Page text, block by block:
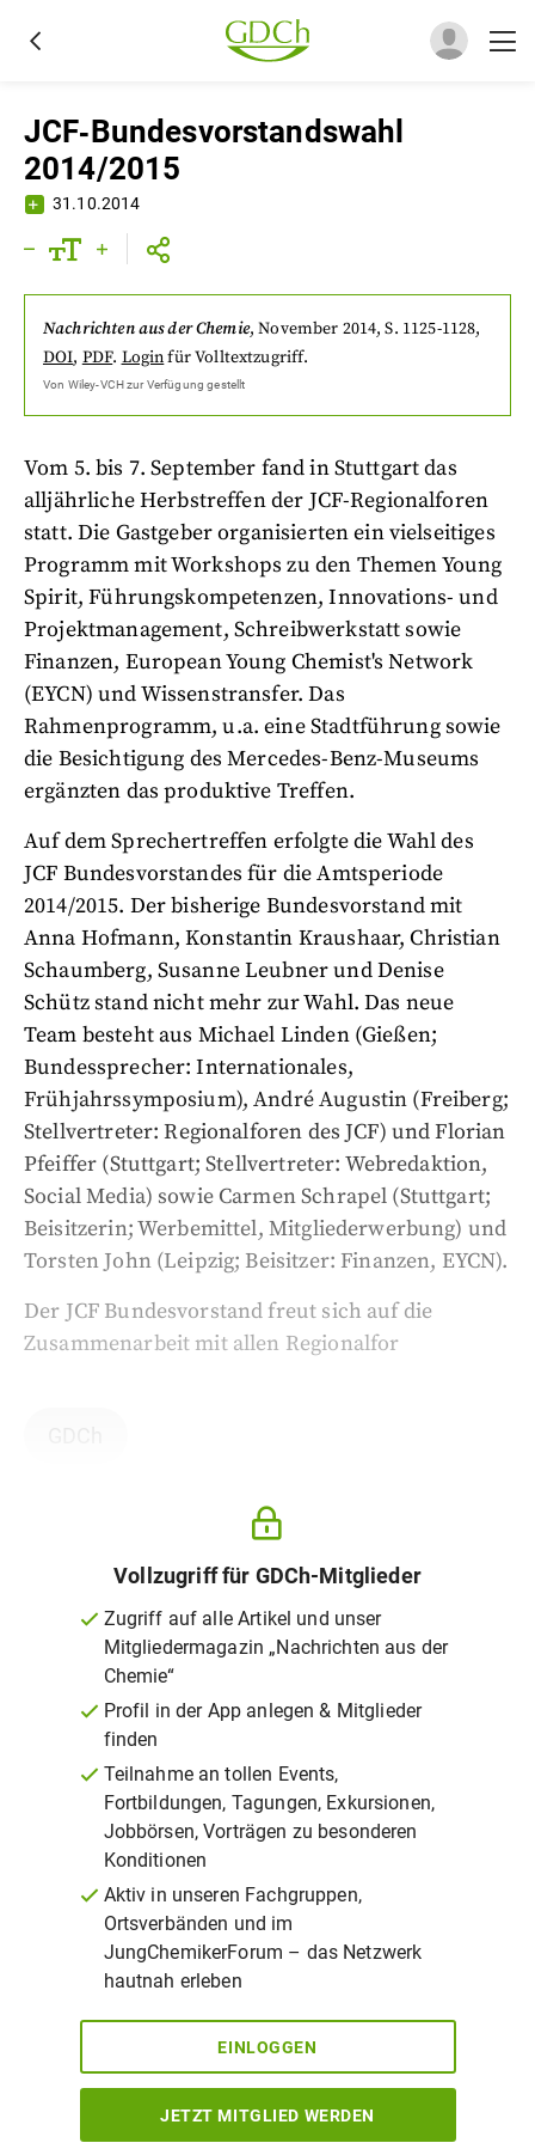
JCF‐Bundesvorstandswahl
2014/2015
31.10.2014
Nachrichten aus der Chemie,November 2014, S. 1125-1128,
DOI, PDF. Loginfür Volltextzugriff.
Von Wiley-VCHzur Verfügung gestellt
Vom 5. bis 7. September fand in Stuttgart das
alljährliche Herbstreffen der JCF-Regionalforen
statt. Die Gastgeber organisierten ein vielseitiges
Programm mit Workshops zu den Themen Young
Spirit, Führungskompetenzen, Innovations- und
Projektmanagement, Schreibwerkstatt sowie
Finanzen, European Young Chemist's Network
(EYCN) und Wissenstransfer. Das
Rahmenprogramm, u.a. eine Stadtführung sowie
die Besichtigung des Mercedes-Benz-Museums
ergänzten das produktive Treffen.
Auf dem Sprechertreffen erfolgte die Wahl des
JCF Bundesvorstandes für die Amtsperiode
2014/2015. Der bisherige Bundesvorstand mit
Anna Hofmann, Konstantin Kraushaar, Christian
Schaumberg, Susanne Leubner und Denise
Schütz stand nicht mehr zur Wahl. Das neue
Team besteht aus Michael Linden (Gießen;
Bundessprecher: Internationales,
Frühjahrssymposium), André Augustin (Freiberg;
Stellvertreter: Regionalforen des JCF) und Florian
Pfeiffer (Stuttgart; Stellvertreter: Webredaktion,
Social Media) sowie Carmen Schrapel (Stuttgart;
Beisitzerin; Werbemittel, Mitgliederwerbung) und
Torsten John (Leipzig; Beisitzer: Finanzen, EYCN).
Der JCF Bundesvorstand freut sich auf die
Zusammenarbeit mit allen Regionalfor
Vollzugriff für GDCh-Mitglieder
Zugriff auf alle Artikel und unser
Mitgliedermagazin „Nachrichten aus der
Chemie“
Profil in der App anlegen & Mitglieder
finden
Teilnahme an tollen Events,
Fortbildungen, Tagungen, Exkursionen,
Jobbörsen, Vorträgen zu besonderen
Konditionen
Aktiv in unseren Fachgruppen,
Ortsverbänden und im
JungChemikerForum – das Netzwerk
hautnah erleben
EINLOGGEN
JETZT MITGLIED WERDEN